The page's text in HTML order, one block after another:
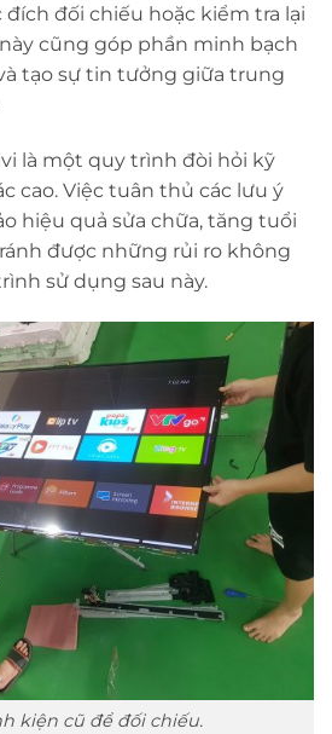
đối chiếu hoặc kiểm tra lại
cũng góp phần minh bạch
tạo sự tin tưởng giữa trung
là một quy trình đòi hỏi kỹ
cao. Việc tuân thủ các lưu ý
hiệu quả sửa chữa, tăng tuổi
được những rủi ro không
sử dụng sau này.
kiện cũ để đối chiếu.